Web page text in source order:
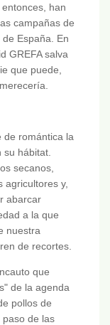
han
campañas de
España. En
GREFA salva
que puede,
de romántica la
hábitat.
secanos,
agricultores y,
abarcar
a la que
nuestra
de recortes.
que
de la agenda
pollos de
de las